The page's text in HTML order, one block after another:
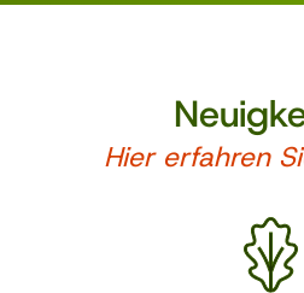
Hier erfahren